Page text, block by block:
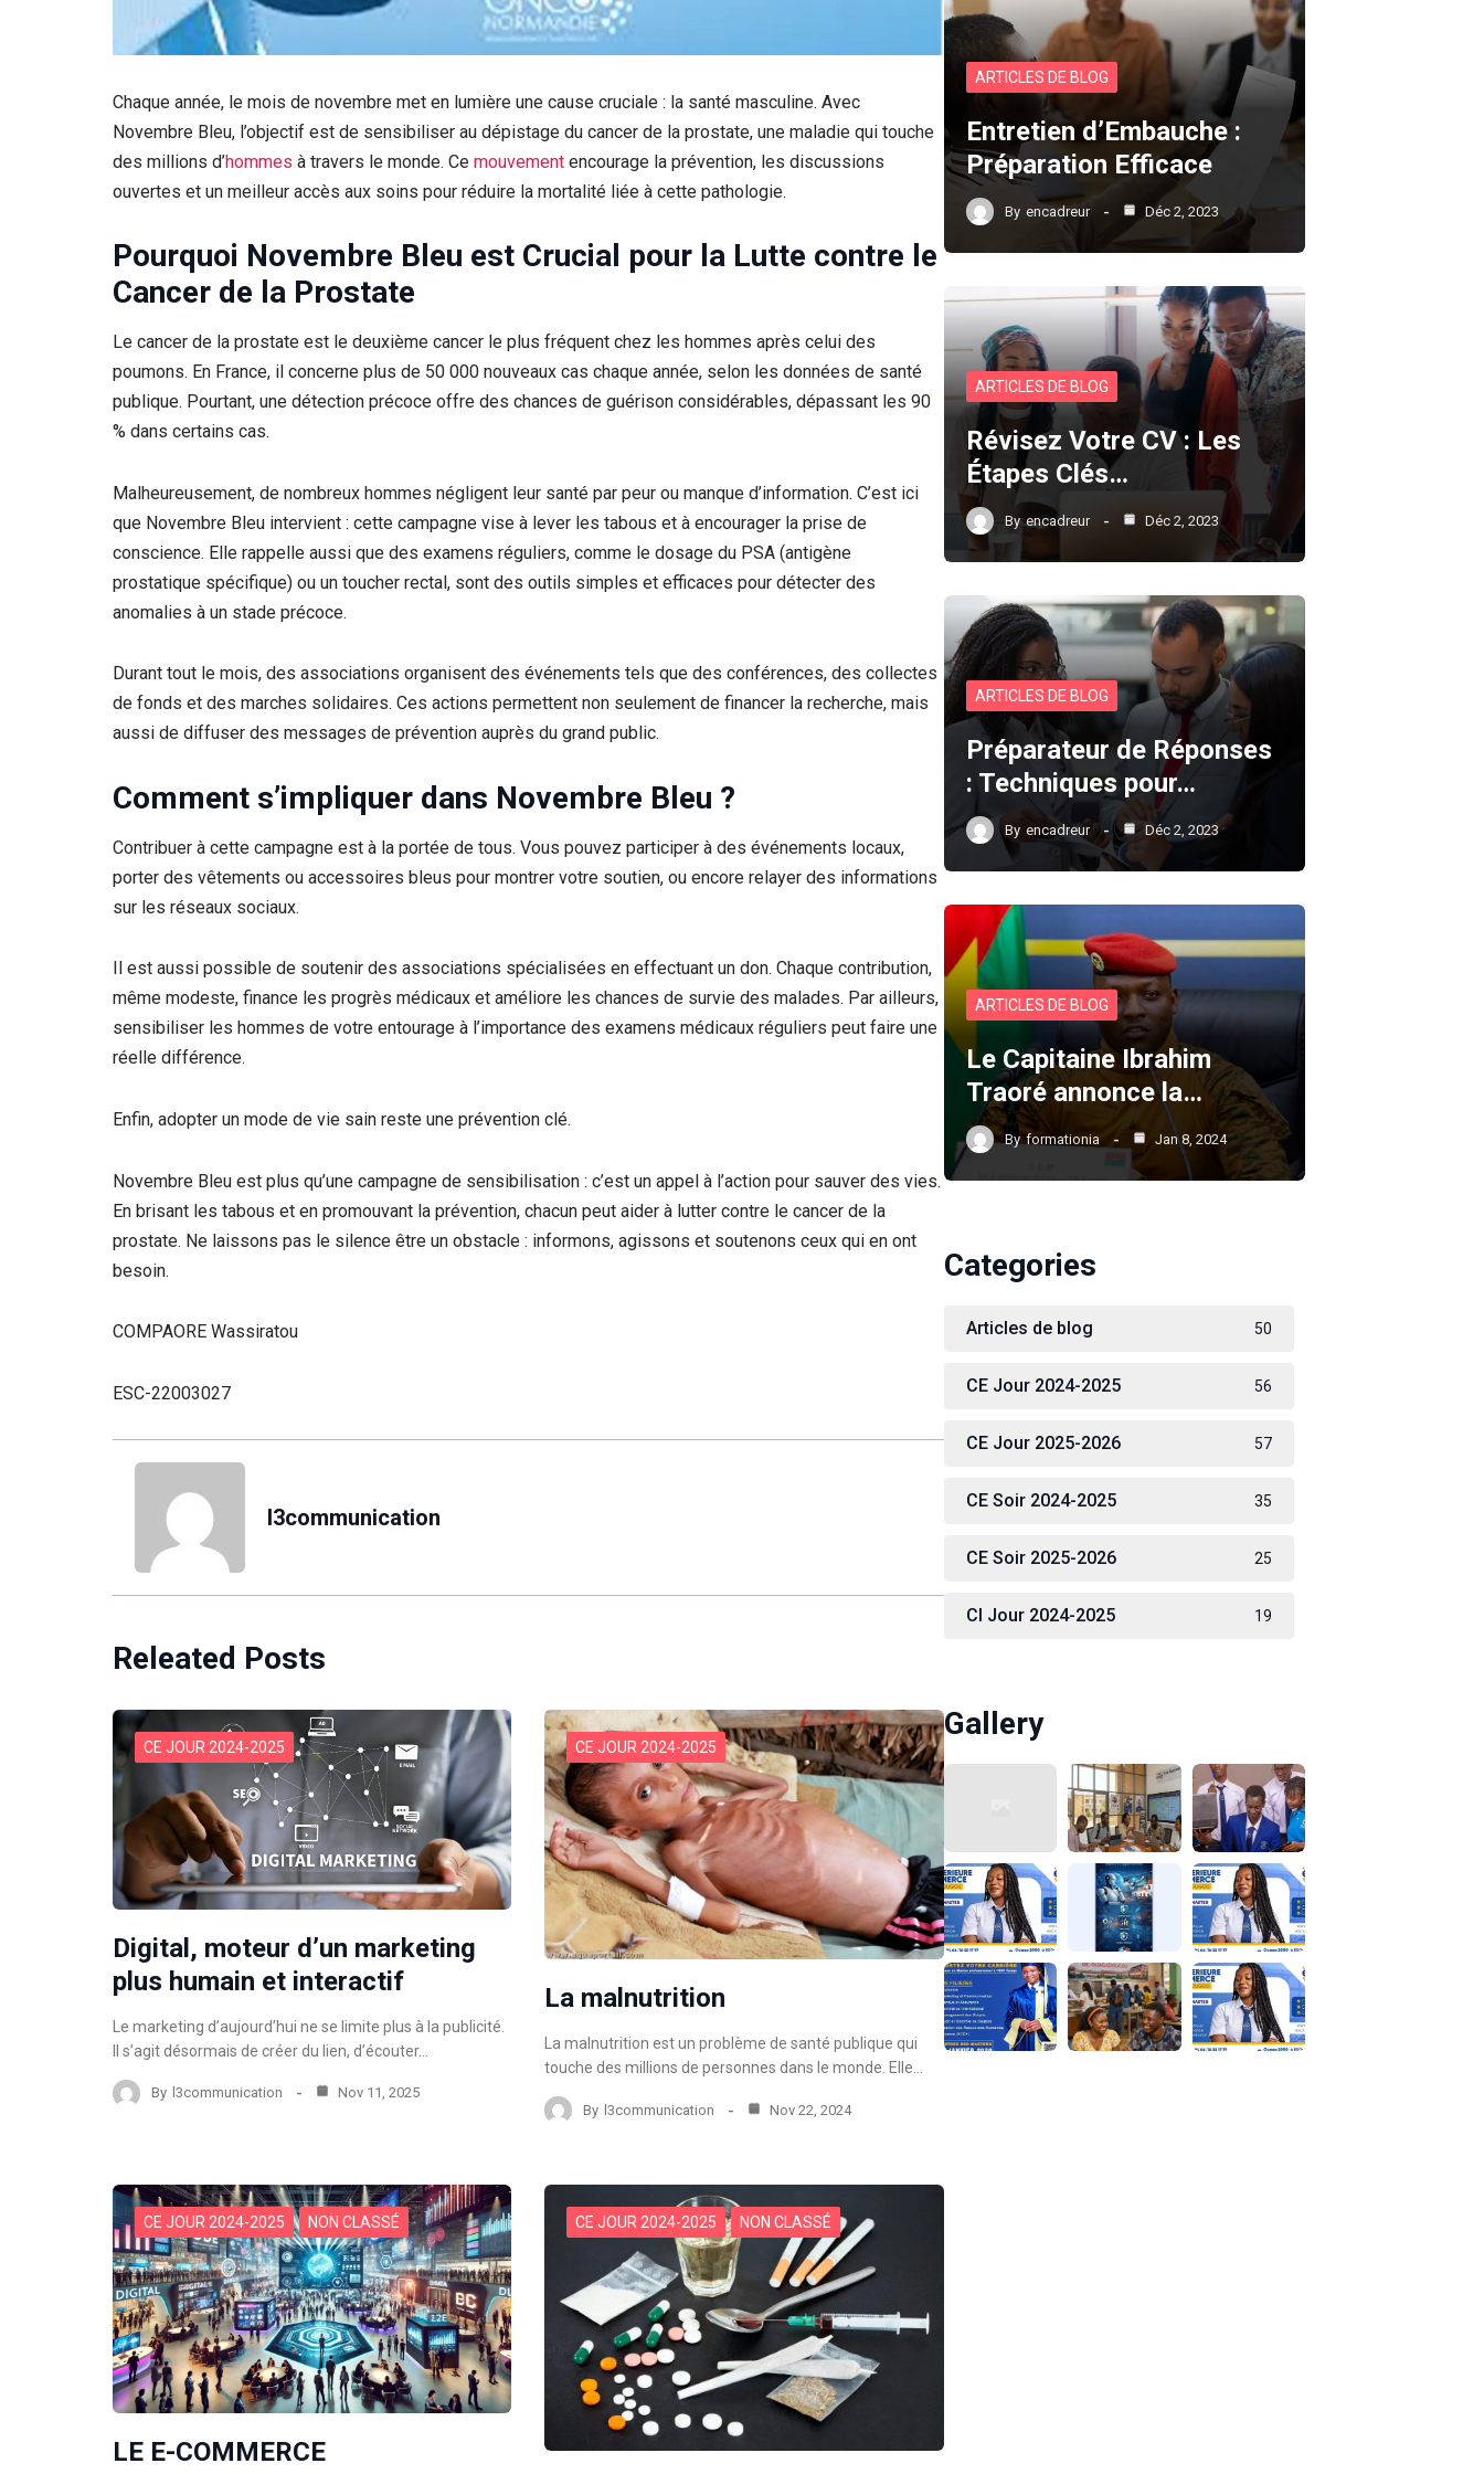
Chaque année, le mois de novembre met en lumière une cause cruciale : la santé masculine. Avec
Novembre Bleu, l’objectif est de sensibiliser au dépistage du cancer de la prostate, une maladie qui touche
des millions d’hommes à travers le monde. Ce mouvement encourage la prévention, les discussions
ouvertes et un meilleur accès aux soins pour réduire la mortalité liée à cette pathologie.
Pourquoi Novembre Bleu est Crucial pour la Lutte contre le
Cancer de la Prostate
Le cancer de la prostate est le deuxième cancer le plus fréquent chez les hommes après celui des
poumons. En France, il concerne plus de 50 000 nouveaux cas chaque année, selon les données de santé
publique. Pourtant, une détection précoce offre des chances de guérison considérables, dépassant les 90
% dans certains cas.
Malheureusement, de nombreux hommes négligent leur santé par peur ou manque d’information. C’est ici
que Novembre Bleu intervient : cette campagne vise à lever les tabous et à encourager la prise de
conscience. Elle rappelle aussi que des examens réguliers, comme le dosage du PSA (antigène
prostatique spécifique) ou un toucher rectal, sont des outils simples et efficaces pour détecter des
anomalies à un stade précoce.
Durant tout le mois, des associations organisent des événements tels que des conférences, des collectes
de fonds et des marches solidaires. Ces actions permettent non seulement de financer la recherche, mais
aussi de diffuser des messages de prévention auprès du grand public.
Comment s’impliquer dans Novembre Bleu ?
Contribuer à cette campagne est à la portée de tous. Vous pouvez participer à des événements locaux,
porter des vêtements ou accessoires bleus pour montrer votre soutien, ou encore relayer des informations
sur les réseaux sociaux.
Il est aussi possible de soutenir des associations spécialisées en effectuant un don. Chaque contribution,
même modeste, finance les progrès médicaux et améliore les chances de survie des malades. Par ailleurs,
sensibiliser les hommes de votre entourage à l’importance des examens médicaux réguliers peut faire une
réelle différence.
Enfin, adopter un mode de vie sain reste une prévention clé.
Novembre Bleu est plus qu’une campagne de sensibilisation : c’est un appel à l’action pour sauver des vies.
En brisant les tabous et en promouvant la prévention, chacun peut aider à lutter contre le cancer de la
prostate. Ne laissons pas le silence être un obstacle : informons, agissons et soutenons ceux qui en ont
besoin.
COMPAORE Wassiratou
ESC-22003027
l3communication
Releated Posts
CE JOUR 2024-2025
Digital, moteur d’un marketing
plus humain et interactif
Le marketing d’aujourd’hui ne se limite plus à la publicité.
Il s’agit désormais de créer du lien, d’écouter…
By l3communication Nov 11, 2025
CE JOUR 2024-2025
La malnutrition
La malnutrition est un problème de santé publique qui
touche des millions de personnes dans le monde. Elle…
By l3communication Nov 22, 2024
CE JOUR 2024-2025 NON CLASSÉ
LE E-COMMERCE
CE JOUR 2024-2025 NON CLASSÉ
ARTICLES DE BLOG
Entretien d’Embauche :
Préparation Efficace
By encadreur Déc 2, 2023
ARTICLES DE BLOG
Révisez Votre CV : Les
Étapes Clés…
By encadreur Déc 2, 2023
ARTICLES DE BLOG
Préparateur de Réponses
: Techniques pour…
By encadreur Déc 2, 2023
ARTICLES DE BLOG
Le Capitaine Ibrahim
Traoré annonce la…
By formationia Jan 8, 2024
Categories
Articles de blog 50
CE Jour 2024-2025 56
CE Jour 2025-2026 57
CE Soir 2024-2025 35
CE Soir 2025-2026 25
CI Jour 2024-2025 19
Gallery